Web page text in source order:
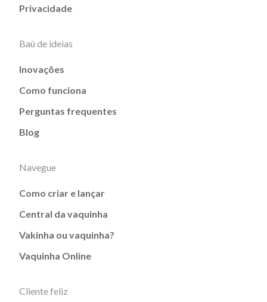
Privacidade
Baú de ideias
Inovações
Como funciona
Perguntas frequentes
Blog
Navegue
Como criar e lançar
Central da vaquinha
Vakinha ou vaquinha?
Vaquinha Online
Cliente feliz